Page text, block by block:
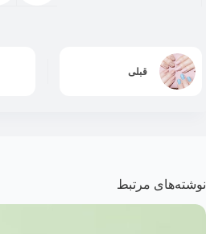
قبلی
نوشته‌های مرتبط